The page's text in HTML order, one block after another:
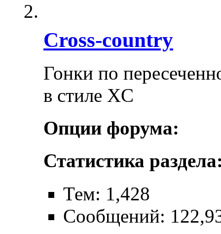
Cross-сountry
Гонки по
в стиле XC
Опции форума:
Статистика
Тем: 1,428
Сообщений: